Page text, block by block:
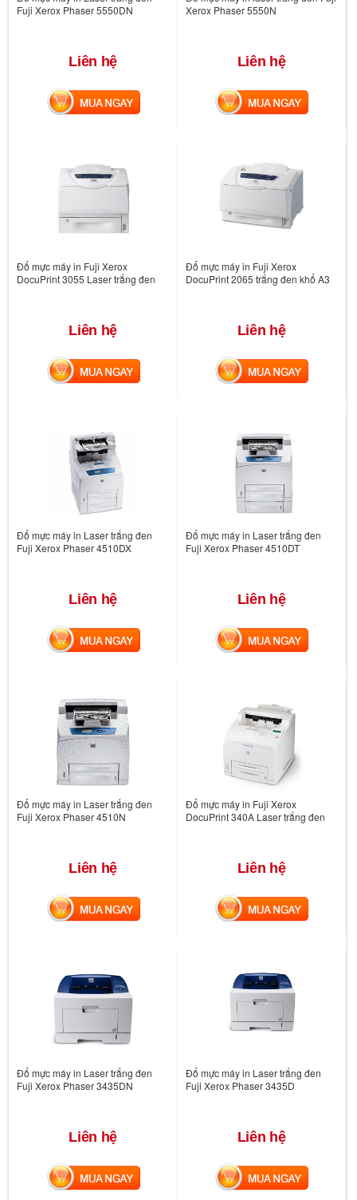
Fuji Xerox Phaser 5550DN
Liên hệ
MUA NGAY
Xerox Phaser 5550N
Liên hệ
MUA NGAY
Đổ mực máy in Fuji Xerox
DocuPrint 3055 Laser trắng đen
Liên hệ
MUA NGAY
Đổ mực máy in Fuji Xerox
DocuPrint 2065 trắng đen khổ A3
Liên hệ
MUA NGAY
Đổ mực máy in Laser trắng đen
Fuji Xerox Phaser 4510DX
Liên hệ
MUA NGAY
Đổ mực máy in Laser trắng đen
Fuji Xerox Phaser 4510DT
Liên hệ
MUA NGAY
Đổ mực máy in Laser trắng đen
Fuji Xerox Phaser 4510N
Liên hệ
MUA NGAY
Đổ mực máy in Fuji Xerox
DocuPrint 340A Laser trắng đen
Liên hệ
MUA NGAY
Đổ mực máy in Laser trắng đen
Fuji Xerox Phaser 3435DN
Liên hệ
MUA NGAY
Đổ mực máy in Laser trắng đen
Fuji Xerox Phaser 3435D
Liên hệ
MUA NGAY